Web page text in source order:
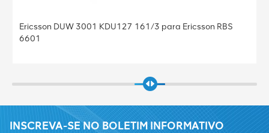
Estação Base BBU Baseband Ericsson Baseband 5212
KDU137 925/41 Baseband 5212 para Ericsson
INSCREVA-SE NO BOLETIM INFORMATIVO